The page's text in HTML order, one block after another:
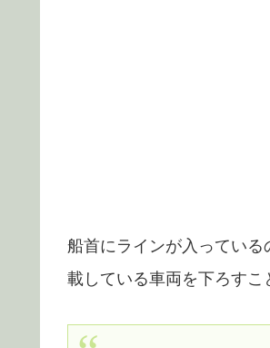
船首にラインが入ってい
載している車両を下ろすこ